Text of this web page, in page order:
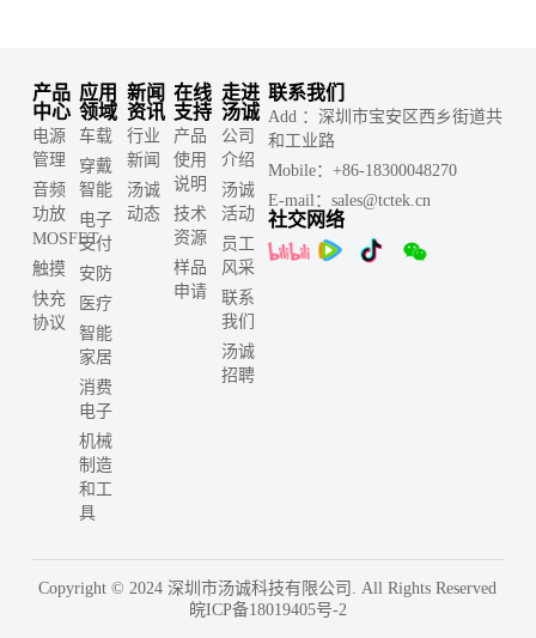
产品
中心
电源
管理
音频
功放
MOSFET
触摸
快充
协议
应用
领域
车载
穿戴
智能
电子
支付
安防
医疗
智能
家居
消费
电子
机械
制造
和工
具
新闻
资讯
行业
新闻
汤诚
动态
在线
支持
产品
使用
说明
技术
资源
样品
申请
走进
汤诚
公司
介绍
汤诚
活动
员工
风采
联系
我们
汤诚
招聘
联系我们
Add ：深圳市宝安区西乡街道共
和工业路
Mobile：+86-18300048270
E-mail：sales@tctek.cn
社交网络
Copyright © 2024 深圳市汤诚科技有限公司. All Rights Reserved
皖ICP备18019405号-2